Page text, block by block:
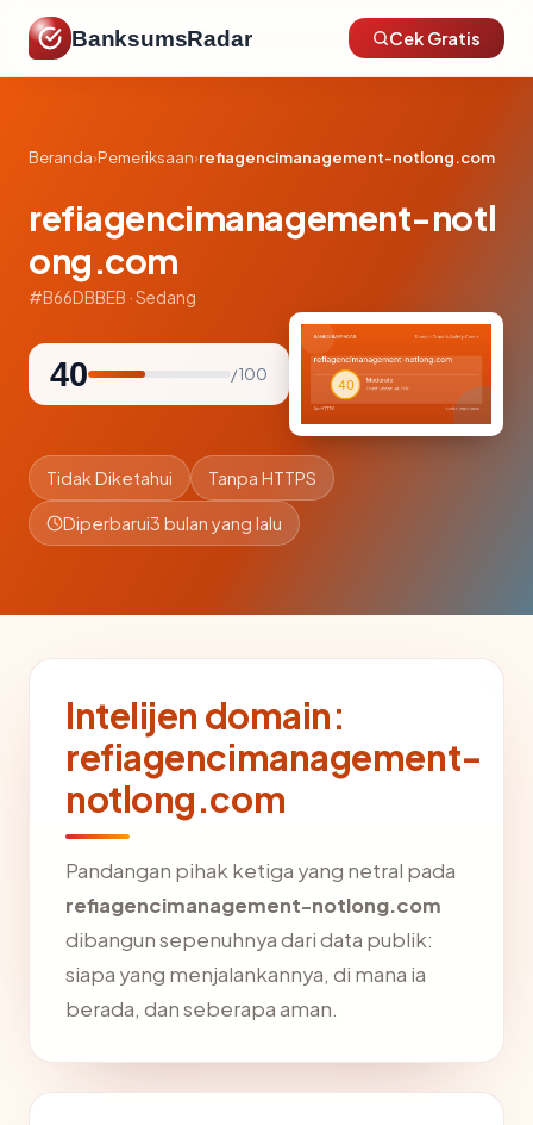
BanksumsRadar Cek Gratis
Beranda›Pemeriksaan›refiagencimanagement-notlong.com
refiagencimanagement-notl
ong.com
#B66DBBEB · Sedang
40 / 100
Tidak Diketahui Tanpa HTTPS
Diperbarui3 bulan yang lalu
Intelijen domain:
refiagencimanagement-
notlong.com
Pandangan pihak ketiga yang netral pada
refiagencimanagement-notlong.com
dibangun sepenuhnya dari data publik:
siapa yang menjalankannya, di mana ia
berada, dan seberapa aman.